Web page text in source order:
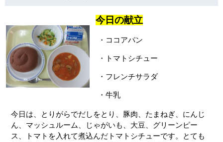
今日の献立
・ココアパン
・トマトシチュー
・フレンチサラダ
・牛乳
今日は、とりがらでだしをとり、豚肉、たまねぎ、にんじ
ん、マッシュルーム、じゃがいも、大豆、グリーンピー
ス、トマトを入れて煮込んだトマトシチューです。とても